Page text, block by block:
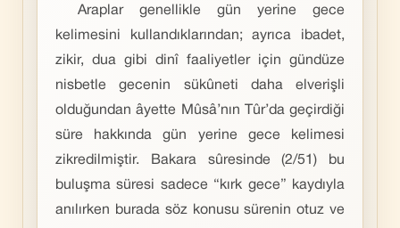
Araplar genellikle gün yerine gece
kelimesini kullandıklarından; ayrıca ibadet,
zikir, dua gibi dinî faaliyetler için gündüze
nisbetle gecenin sükûneti daha elverişli
olduğundan âyette Mûsâ’nın Tûr’da geçirdiği
süre hakkında gün yerine gece kelimesi
zikredilmiştir. Bakara sûresinde (2/51) bu
buluşma süresi sadece “kırk gece” kaydıyla
anılırken burada söz konusu sürenin otuz ve